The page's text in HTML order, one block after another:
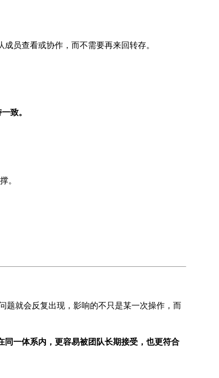
员查看或协作，而不需要再来回转存。
致。
。
题就会反复出现，影响的不只是某一次操作，而
同一体系内，更容易被团队长期接受，也更符合